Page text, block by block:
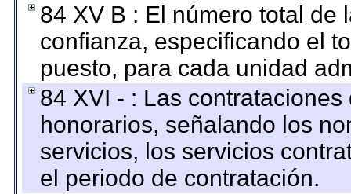
84 XV B : El número total de
confianza, especificando el
puesto, para cada unidad
84 XVI - : Las
honorarios, señalando los
servicios, los servicios
el periodo de contratación.